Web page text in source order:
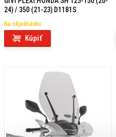
24) / 350 (21-23) D1181S
Na objednávku
Kúpiť